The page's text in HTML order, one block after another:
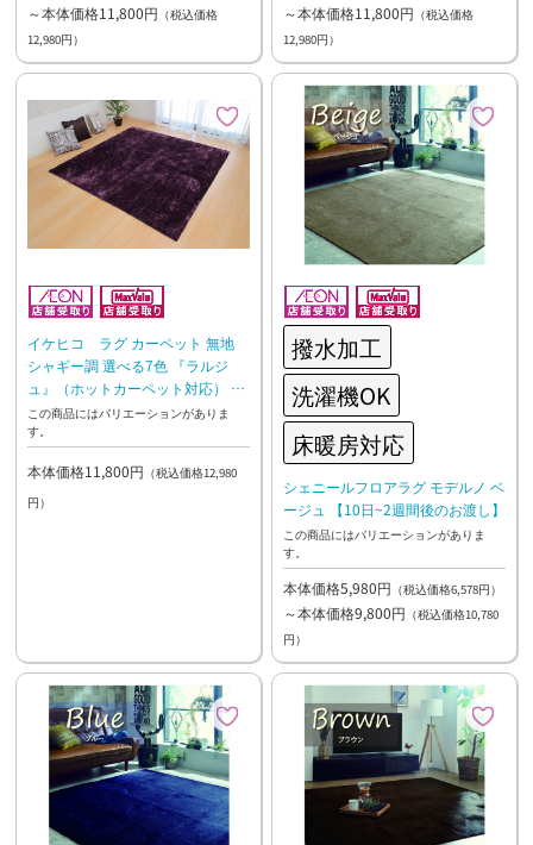
～本体価格11,800円 （税込価格
12,980円）
～本体価格11,800円 （税込価格
12,980円）
イケヒコ ラグ カーペット 無地
シャギー調 選べる7色 『ラルジ
ュ』（ホットカーペット対応） パ
ープル 【10日~2週間後のお渡し】
この商品にはバリエーションがありま
す。
本体価格11,800円 （税込価格12,980
円）
シェニールフロアラグ モデルノ ベ
ージュ 【10日~2週間後のお渡し】
撥水加工
洗濯機OK
床暖房対応
この商品にはバリエーションがありま
す。
本体価格5,980円 （税込価格6,578円）
～本体価格9,800円 （税込価格10,780
円）